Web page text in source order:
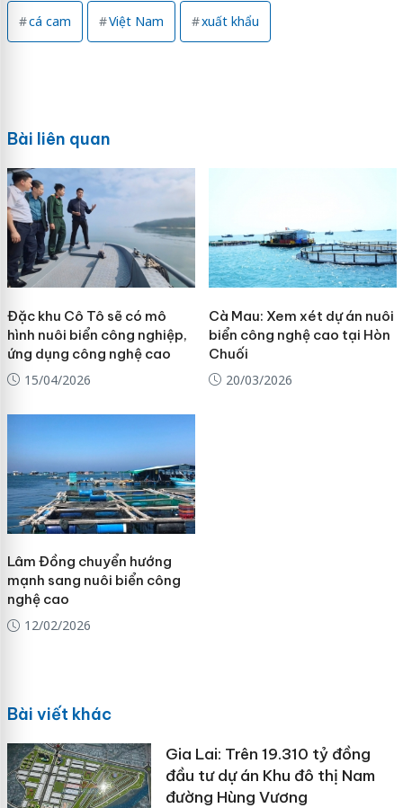
cá cam Việt Nam xuất khẩu
Bài liên quan
Đặc khu Cô Tô sẽ có mô
hình nuôi biển công nghiệp,
ứng dụng công nghệ cao
15/04/2026
Cà Mau: Xem xét dự án nuôi
biển công nghệ cao tại Hòn
Chuối
20/03/2026
Lâm Đồng chuyển hướng
mạnh sang nuôi biển công
nghệ cao
12/02/2026
Bài viết khác
Gia Lai: Trên 19.310 tỷ đồng
đầu tư dự án Khu đô thị Nam
đường Hùng Vương